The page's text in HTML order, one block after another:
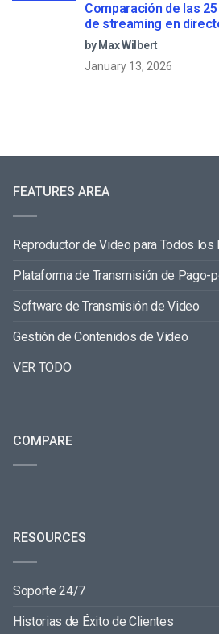
Comparación de las
de streaming en
by Max Wilbert
January 13, 2026
FEATURES AREA
Reproductor de Video para Todos
Plataforma de Transmisión de Pago-
Software de Transmisión de Video
Gestión de Contenidos de Video
VER TODO
COMPARE
RESOURCES
Soporte 24/7
Historias de Éxito de Clientes